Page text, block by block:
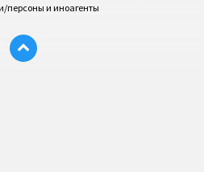
персоны и иноагенты